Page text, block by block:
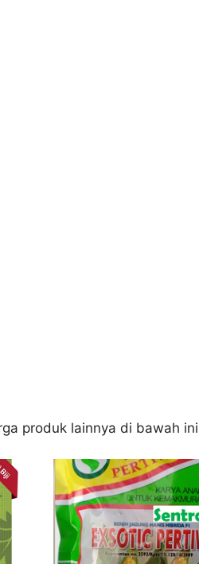
produk lainnya di bawah